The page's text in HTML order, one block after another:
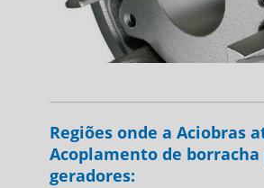
Regiões onde a Aciobras
Acoplamento de borracha
geradores: